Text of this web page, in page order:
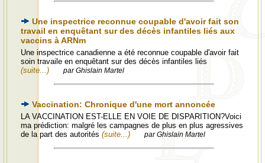
Une inspectrice reconnue coupable d'avoir fait son
travail en enquêtant sur des décès infantiles liés aux
vaccins à ARNm
Une inspectrice canadienne a été reconnue coupable d'avoir fait
soin travaile en enquêtant sur des décès infantiles liés
(suite...)
par Ghislain Martel
Vaccination: Chronique d'une mort annoncée
LA VACCINATION EST-ELLE EN VOIE DE DISPARITION?Voici
ma prédiction: malgré les campagnes de plus en plus agressives
de la part des autorités (suite...) par Ghislain Martel